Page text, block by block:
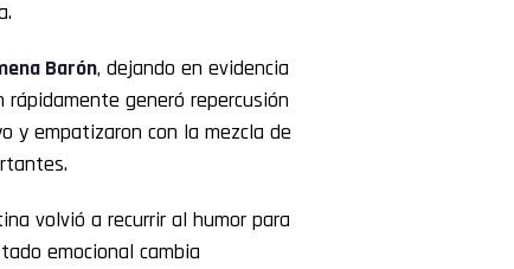
Barón, dejando en evidencia
generó repercusión
y empatizaron con la mezcla de
volvió a recurrir al humor para
emocional cambia